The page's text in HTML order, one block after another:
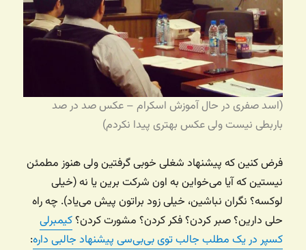
(اسد صفری در حال آموزش اسکرام – عکس صد در صد
باربطی نیست ولی عکس بهتری پیدا نکردم)
فرض کنین که پیشنهاد شغلی خوبی گرفتین ولی هنوز مطمئن
نیستین که آیا می‌خواین به اون شرکت برین یا نه (خیلی
لوکسه؟ نگران نباشین، خیلی زود براتون پیش می‌یاد). چه راه
حلی دارین؟ صبر کردن؟ فکر کردن؟ مشورت کردن؟کیمبرلی
کسپر در یک مطلب جالب توی بی‌بی‌سی پیشنهاد جالبی داره: